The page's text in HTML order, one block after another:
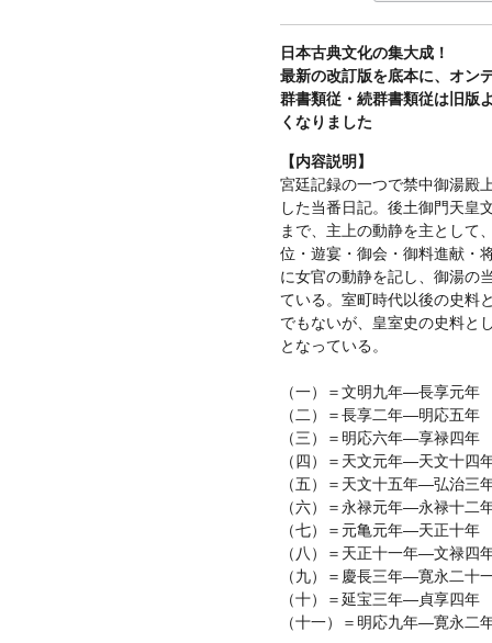
日本古典文化の集大成！
最新の改訂版を底本に、オン
群書類従・続群書類従は旧版
くなりました
【内容説明】
宮廷記録の一つで禁中御湯殿
した当番日記。後土御門天皇
まで、主上の動静を主として
位・遊宴・御会・御料進献・
に女官の動静を記し、御湯の
ている。室町時代以後の史料
でもないが、皇室史の史料と
となっている。
（一）＝文明九年—長享元年
（二）＝長享二年—明応五年
（三）＝明応六年—享禄四年
（四）＝天文元年—天文十四
（五）＝天文十五年—弘治三
（六）＝永禄元年—永禄十二
（七）＝元亀元年—天正十年
（八）＝天正十一年—文禄四
（九）＝慶長三年—寛永二十
（十）＝延宝三年—貞享四年
（十一）＝明応九年—寛永二